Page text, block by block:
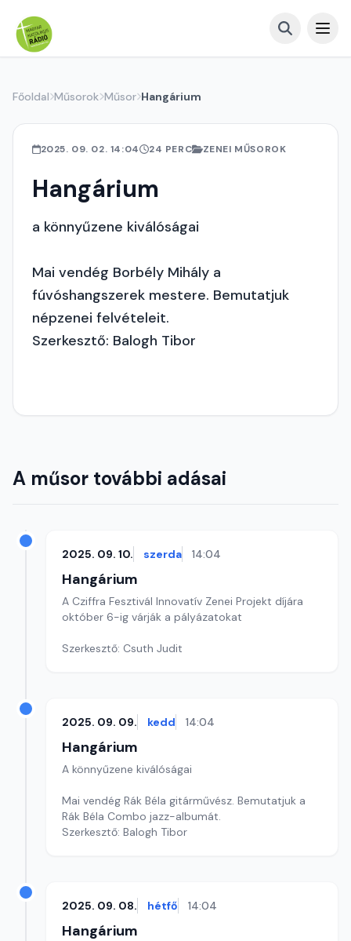
Főoldal Műsorok Műsor Hangárium
2025. 09. 02. 14:04 24 PERC ZENEI MŰSOROK
Hangárium
a könnyűzene kiválóságai
Mai vendég Borbély Mihály a
fúvóshangszerek mestere. Bemutatjuk
népzenei felvételeit.
Szerkesztő: Balogh Tibor
A műsor további adásai
2025. 09. 10. szerda 14:04
Hangárium
A Cziffra Fesztivál Innovatív Zenei Projekt díjára
október 6-ig várják a pályázatokat
Szerkesztő: Csuth Judit
2025. 09. 09. kedd 14:04
Hangárium
A könnyűzene kiválóságai
Mai vendég Rák Béla gitárművész. Bemutatjuk a
Rák Béla Combo jazz-albumát.
Szerkesztő: Balogh Tibor
2025. 09. 08. hétfő 14:04
Hangárium